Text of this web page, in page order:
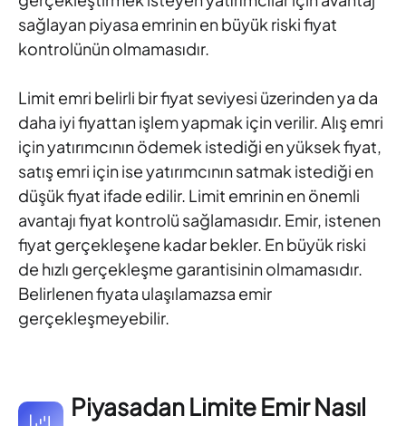
sağlayan piyasa emrinin en büyük riski fiyat
kontrolünün olmamasıdır.
Limit emri belirli bir fiyat seviyesi üzerinden ya da
daha iyi fiyattan işlem yapmak için verilir. Alış emri
için yatırımcının ödemek istediği en yüksek fiyat,
satış emri için ise yatırımcının satmak istediği en
düşük fiyat ifade edilir. Limit emrinin en önemli
avantajı fiyat kontrolü sağlamasıdır. Emir, istenen
fiyat gerçekleşene kadar bekler. En büyük riski
de hızlı gerçekleşme garantisinin olmamasıdır.
Belirlenen fiyata ulaşılamazsa emir
gerçekleşmeyebilir.
Piyasadan Limite Emir Nasıl